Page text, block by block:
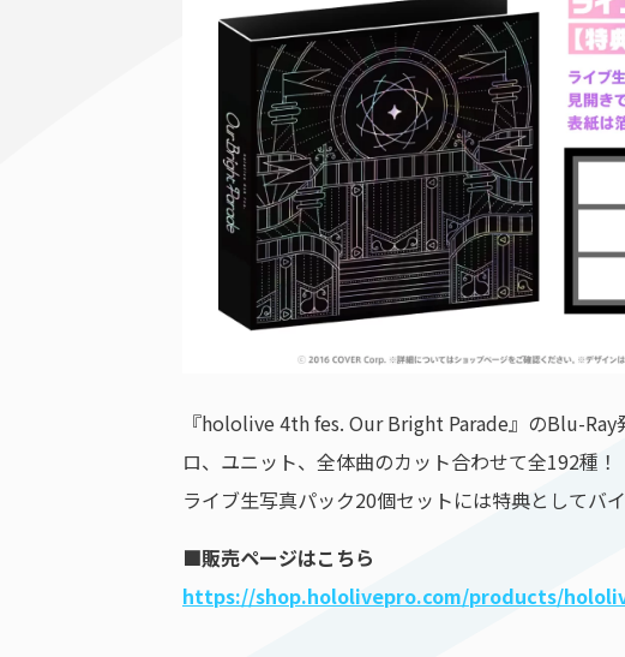
『hololive 4th fes. Our Bright Parade』のBlu-
ロ、ユニット、全体曲のカット合わせて全192種！
ライブ⽣写真パック20個セットには特典としてバ
■販売ページはこちら
https://shop.hololivepro.com/products/